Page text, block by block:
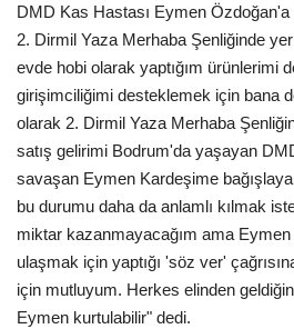
DMD Kas Hastası Eymen Özdoğan'a
2. Dirmil Yaza Merhaba Şenliğinde
evde hobi olarak yaptığım ürünlerimi
girişimciliğimi desteklemek için bana
olarak 2. Dirmil Yaza Merhaba
satış gelirimi Bodrum'da yaşayan
savaşan Eymen Kardeşime
bu durumu daha da anlamlı kılmak
miktar kazanmayacağım ama
ulaşmak için yaptığı 'söz ver'
için mutluyum. Herkes elinden
Eymen kurtulabilir" dedi.